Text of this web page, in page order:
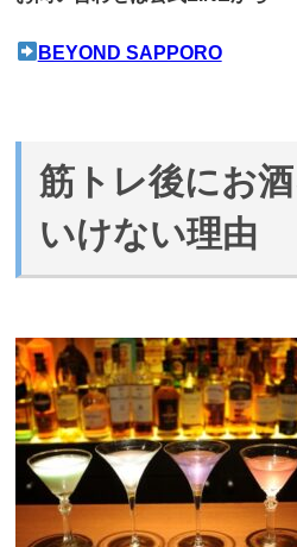
BEYOND SAPPORO
筋トレ後にお
いけない理由